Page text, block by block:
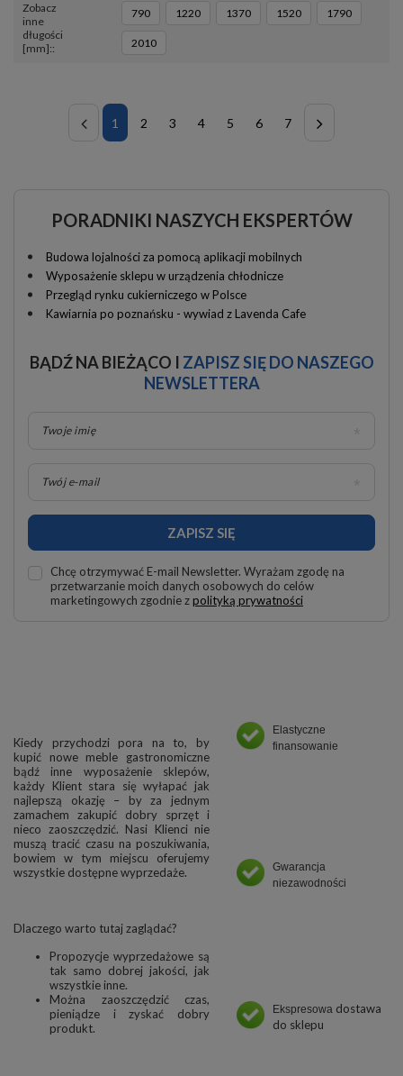
Zobacz
inne
długości
[mm]:
790 1220 1370 1520 1790
2010
1 2 3 4 5 6 7
PORADNIKI NASZYCH EKSPERTÓW
Budowa lojalności za pomocą aplikacji mobilnych
Wyposażenie sklepu w urządzenia chłodnicze
Przegląd rynku cukierniczego w Polsce
Kawiarnia po poznańsku - wywiad z Lavenda Cafe
BĄDŹ NA BIEŻĄCO I ZAPISZ SIĘ DO NASZEGO
NEWSLETTERA
Twoje imię
Twój e-mail
ZAPISZ SIĘ
Chcę otrzymywać E-mail Newsletter. Wyrażam zgodę na
przetwarzanie moich danych osobowych do celów
marketingowych zgodnie zpolityką prywatności
Kiedy przychodzi pora na to, by
kupić nowe meble gastronomiczne
bądź inne wyposażenie sklepów,
każdy Klient stara się wyłapać jak
najlepszą okazję – by za jednym
zamachem zakupić dobry sprzęt i
nieco zaoszczędzić. Nasi Klienci nie
muszą tracić czasu na poszukiwania,
bowiem w tym miejscu oferujemy
wszystkie dostępne wyprzedaże.
Dlaczego warto tutaj zaglądać?
Propozycje wyprzedażowe są
tak samo dobrej jakości, jak
wszystkie inne.
Można zaoszczędzić czas,
pieniądze i zyskać dobry
produkt.
Elastyczne
finansowanie
Gwarancja
niezawodności
Ekspresowa dostawa
do sklepu